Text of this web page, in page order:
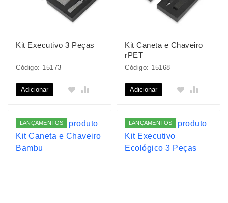
Kit Executivo 3 Peças
Código: 15173
Adicionar
Kit Caneta e Chaveiro
rPET
Código: 15168
Adicionar
LANÇAMENTOS LANÇAMENTOS